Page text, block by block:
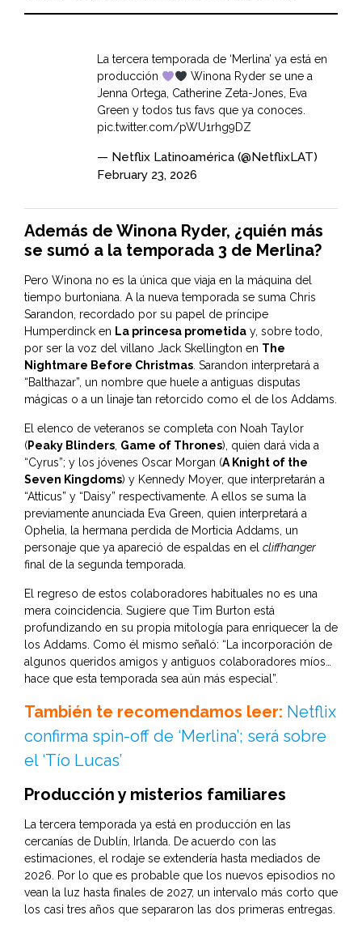
La tercera temporada de ‘Merlina’ ya está en
producción
Winona Ryder se une a
Jenna Ortega, Catherine Zeta-Jones, Eva
Green y todos tus favs que ya conoces.
pic.twitter.com/pWU1rhg9DZ
— Netflix Latinoamérica (@NetflixLAT)
February 23, 2026
Además de Winona Ryder, ¿quién más
se sumó a la temporada 3 de Merlina?
Pero Winona no es la única que viaja en la máquina del
tiempo burtoniana. A la nueva temporada se suma Chris
Sarandon, recordado por su papel de príncipe
Humperdinck en La princesa prometida y, sobre todo,
por ser la voz del villano Jack Skellington en The
Nightmare Before Christmas. Sarandon interpretará a
“Balthazar”, un nombre que huele a antiguas disputas
mágicas o a un linaje tan retorcido como el de los Addams.
El elenco de veteranos se completa con Noah Taylor
(Peaky Blinders, Game of Thrones), quien dará vida a
“Cyrus”; y los jóvenes Oscar Morgan (A Knight of the
Seven Kingdoms) y Kennedy Moyer, que interpretarán a
“Atticus” y “Daisy” respectivamente. A ellos se suma la
previamente anunciada Eva Green, quien interpretará a
Ophelia, la hermana perdida de Morticia Addams, un
personaje que ya apareció de espaldas en el cliffhanger
final de la segunda temporada.
El regreso de estos colaboradores habituales no es una
mera coincidencia. Sugiere que Tim Burton está
profundizando en su propia mitología para enriquecer la de
los Addams. Como él mismo señaló: “La incorporación de
algunos queridos amigos y antiguos colaboradores míos…
hace que esta temporada sea aún más especial”.
También te recomendamos leer: Netflix
confirma spin-off de ‘Merlina’; será sobre
el ‘Tío Lucas’
Producción y misterios familiares
La tercera temporada ya está en producción en las
cercanías de Dublín, Irlanda. De acuerdo con las
estimaciones, el rodaje se extendería hasta mediados de
2026. Por lo que es probable que los nuevos episodios no
vean la luz hasta finales de 2027, un intervalo más corto que
los casi tres años que separaron las dos primeras entregas.